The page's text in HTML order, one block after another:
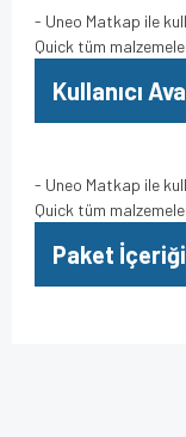
- Uneo Matkap ile
Quick tüm
Kullanıcı
- Uneo Matkap ile
Quick tüm
Paket